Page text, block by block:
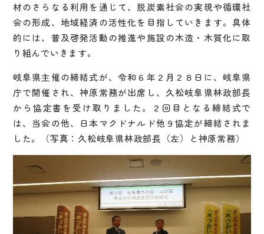
材のさらなる利用を通じて、脱炭素社会の実現や循環社
会の形成、地域経済の活性化を目指していきます。具体
的には、普及啓発活動の推進や施設の木造・木質化に取
り組んでいきます。
岐阜県主催の締結式が、令和６年２月２８日に、岐阜県
庁で開催され、神原常務が出席し、久松岐阜県林政部長
から協定書を受け取りました。２回目となる締結式で
は、当会の他、日本マクドナルド他９協定が締結されま
した。（写真：久松岐阜県林政部長（左）と神原常務）